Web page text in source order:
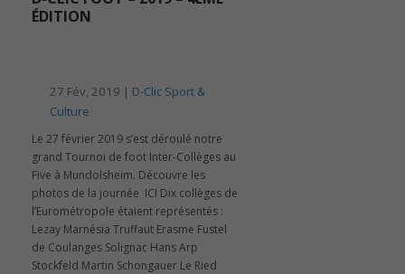
ÉDITION
27 Fév, 2019 | D-Clic Sport &
Culture
Le 27 février 2019 s’est déroulé notre
grand Tournoi de foot Inter-Collèges au
Five à Mundolsheim. Découvre les
photos de la journée ICI Dix collèges de
l’Eurométropole étaient représentés :
Lezay Marnésia Truffaut Erasme Fustel
de Coulanges Solignac Hans Arp
Stockfeld Martin Schongauer Le Ried